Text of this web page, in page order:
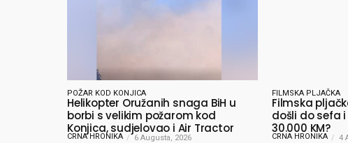
POŽAR KOD KONJICA
Helikopter Oružanih snaga BiH u
borbi s velikim požarom kod
Konjica, sudjelovao i Air Tractor
CRNA HRONIKA 6 Augusta, 2026
FILMSKA PLJAČKA
Filmska
došli do sefa
30.000 KM?
CRNA HRONIKA 4